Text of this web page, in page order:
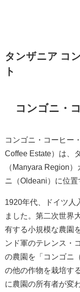
タンザニア コ
ト
コンゴニ・
コンゴニ・コーヒー
Coffee Estate）は、
（Manyara Region
ニ（Oldeani）に位置
1920年代、ドイツ人
ました。第二次世界
有する小規模な農園
ンド軍のテレンス・
の農園を「コンゴニ
の他の作物を栽培す
に農園の所有者が変